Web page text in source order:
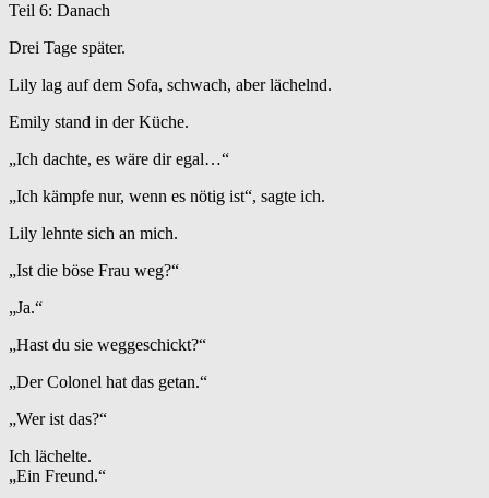
Teil 6: Danach
Drei Tage später.
Lily lag auf dem Sofa, schwach, aber lächelnd.
Emily stand in der Küche.
„Ich dachte, es wäre dir egal…“
„Ich kämpfe nur, wenn es nötig ist“, sagte ich.
Lily lehnte sich an mich.
„Ist die böse Frau weg?“
„Ja.“
„Hast du sie weggeschickt?“
„Der Colonel hat das getan.“
„Wer ist das?“
Ich lächelte.
„Ein Freund.“